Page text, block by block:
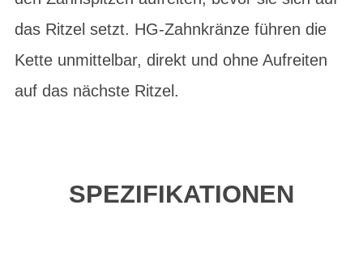
das Ritzel setzt. HG-Zahnkränze führen die
Kette unmittelbar, direkt und ohne Aufreiten
auf das nächste Ritzel.
SPEZIFIKATIONEN